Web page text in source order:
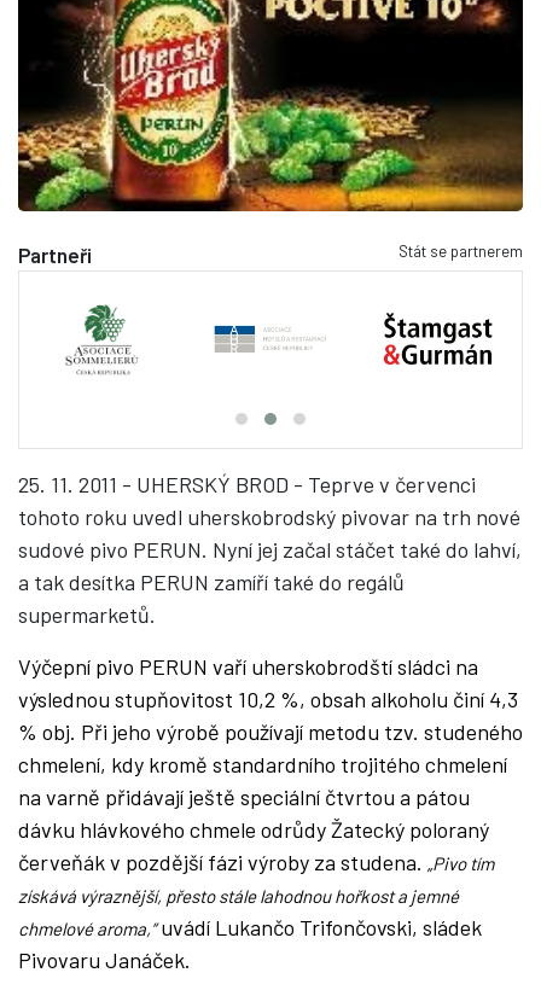
Partneři Stát se partnerem
25. 11. 2011 - UHERSKÝ BROD - Teprve v červenci
tohoto roku uvedl uherskobrodský pivovar na trh nové
sudové pivo PERUN. Nyní jej začal stáčet také do lahví,
a tak desítka PERUN zamíří také do regálů
supermarketů.
Výčepní pivo PERUN vaří uherskobrodští sládci na
výslednou stupňovitost 10,2 %, obsah alkoholu činí 4,3
% obj. Při jeho výrobě používají metodu tzv. studeného
chmelení, kdy kromě standardního trojitého chmelení
na varně přidávají ještě speciální čtvrtou a pátou
dávku hlávkového chmele odrůdy Žatecký poloraný
červeňák v pozdější fázi výroby za studena. „Pivo tím
získává výraznější, přesto stále lahodnou hořkost a jemné
chmelové aroma,“uvádí Lukančo Trifončovski, sládek
Pivovaru Janáček.